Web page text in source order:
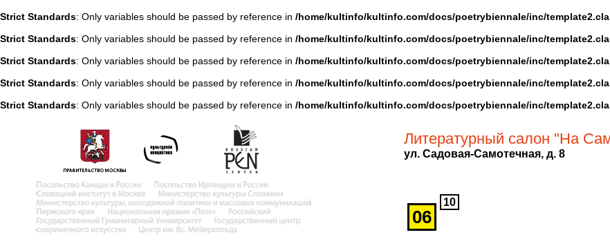
Strict Standards: Only variables should be passed by reference in /home/kultinfo/kultinfo.com/docs/poetrybiennale/inc/
Strict Standards: Only variables should be passed by reference in /home/kultinfo/kultinfo.com/docs/poetrybiennale/inc/
Strict Standards: Only variables should be passed by reference in /home/kultinfo/kultinfo.com/docs/poetrybiennale/inc/
Strict Standards: Only variables should be passed by reference in /home/kultinfo/kultinfo.com/docs/poetrybiennale/inc/
Strict Standards: Only variables should be passed by reference in /home/kultinfo/kultinfo.com/docs/poetrybiennale/inc/
Литературный салон "На
ул. Садовая-Самотечная, д. 8
06
10